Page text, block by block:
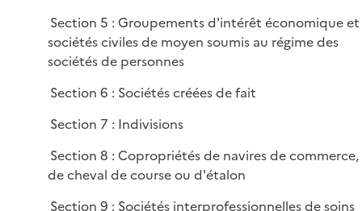
e
r
Section 5 : Groupements d'intérêt économique et
sociétés civiles de moyen soumis au régime des
sociétés de personnes
Section 6 : Sociétés créées de fait
Section 7 : Indivisions
Section 8 : Copropriétés de navires de commerce,
de cheval de course ou d'étalon
Section 9 : Sociétés interprofessionnelles de soins